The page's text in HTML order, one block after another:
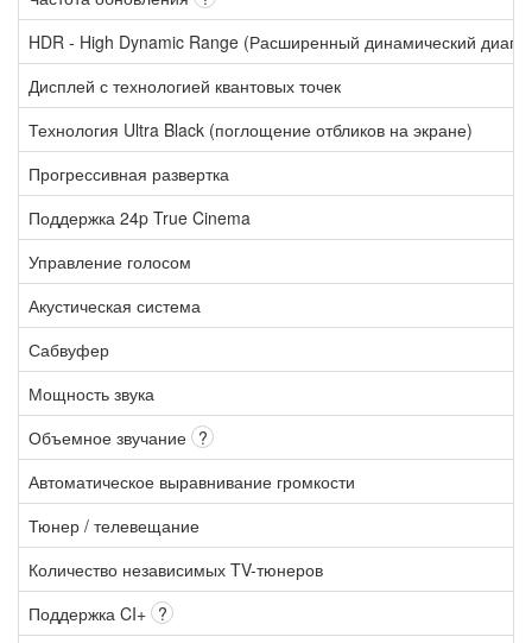
HDR - High Dynamic Range (Расширенный динамический
Дисплей с технологией квантовых точек
Технология Ultra Black (поглощение отбликов на экране)
Прогрессивная развертка
Поддержка 24p True Cinema
Управление голосом
Акустическая система
Сабвуфер
Мощность звука
Объемное звучание ?
Автоматическое выравнивание громкости
Тюнер / телевещание
Количество независимых TV-тюнеров
Поддержка CI+ ?